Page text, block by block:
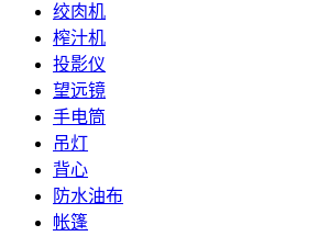
绞肉机
榨汁机
投影仪
望远镜
手电筒
吊灯
背心
防水油布
帐篷